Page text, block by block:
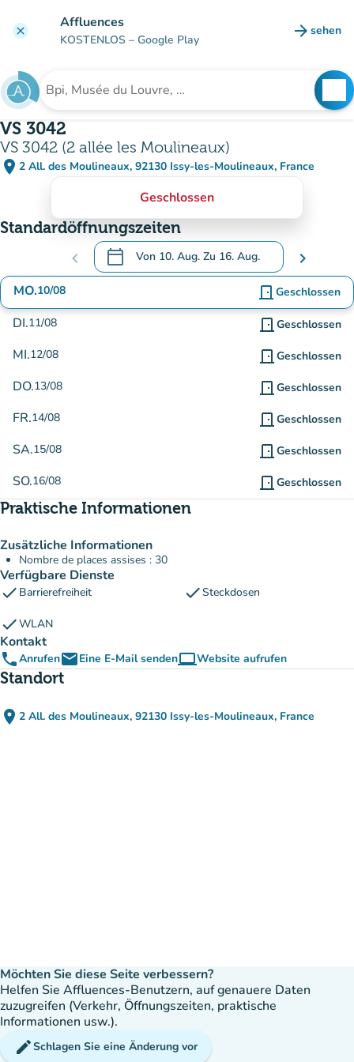
clear Affluences
KOSTENLOS – Google Play arrow_forward sehen
(new
Suche nach einer Einrichtung
VS 3042
VS 3042 (2 allée les Moulineaux)
place 2 All. des Moulineaux, 92130 Issy-les-Moulineaux, France
(in Google Maps öffnen)
(new tab)
Geschlossen
Standardöffnungszeiten
chevron_left calendar_today Von 10. Aug. Zu 16. Aug.
.Öffnen Sie den Kalender, um Daten zu
chevron_right
MO.10/08 door_front Geschlossen
DI.11/08 door_front Geschlossen
MI.12/08 door_front Geschlossen
DO.13/08 door_front Geschlossen
FR.14/08 door_front Geschlossen
SA.15/08 door_front Geschlossen
SO.16/08 door_front Geschlossen
Praktische Informationen
Zusätzliche Informationen
Nombre de places assises : 30
Verfügbare Dienste
check Barrierefreiheit checkSteckdosen
checkWLAN
Kontakt
phoneAnrufenemailEine E-Mail sendencomputerWebsite aufrufen
(new tab)
Standort
place 2 All. des Moulineaux, 92130 Issy-les-Moulineaux, France
(in Google Maps öffnen)
(new tab)
Möchten Sie diese Seite verbessern?
Helfen Sie Affluences-Benutzern, auf genauere Daten
zuzugreifen (Verkehr, Öffnungszeiten, praktische
Informationen usw.).
editSchlagen Sie eine Änderung vor